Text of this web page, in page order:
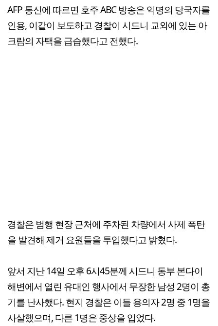
AFP 통신에 따르면 호주 ABC 방송은 익명의 당국자를
인용, 이같이 보도하고 경찰이 시드니 교외에 있는 아
크람의 자택을 급습했다고 전했다.
경찰은 범행 현장 근처에 주차된 차량에서 사제 폭탄
을 발견해 제거 요원들을 투입했다고 밝혔다.
앞서 지난 14일 오후 6시45분께 시드니 동부 본다이
해변에서 열린 유대인 행사에서 무장한 남성 2명이 총
기를 난사했다. 현지 경찰은 이들 용의자 2명 중 1명을
사살했으며, 다른 1명은 중상을 입었다.